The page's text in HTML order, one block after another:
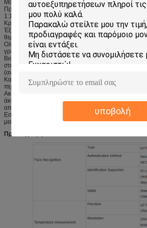
υποβολή
Μάσκα που φορά την ανίχνευση (επιλέξτε.)
Προσδιορισμός & επικύρωση
1:1 ή 1: Αναγνώριση προσώπου Ν
Κρυπτογραφημένα στοιχεία για την επισήμανση και
Έξυπνη πύλη που ενσωματώνει τα υπέρυθρα
θερμομέτρων M711Q
Ολοκλήρωση του προσδιορισμού και του
γρήγορη εγκατάσταση στα διάφορα σενάρια.
Βιομηχανία-οδηγώντας αλγόριθμος αναγνώρισης
στιγμιαία αναγνώριση την ανώτατη ακρίβεια
(αναγνώριση φλεβών δάχτυλων προαιρετική).
Καινοτόμος τεχνολογία ανίχνευσης liveness που
περισσότερες ψευδείς επιθέσεις, όπως οι
Ακουστικοί και ελαφριοί συναγερμός και πρόσβαση
άκυρη επικύρωση ή τις ανώμαλες θερμοκρασίες που
αποτελεσματικά την παρακολούθηση και τον έλεγχο.
Εσωκλειόμενη αυτόματη βαθμολόγηση μέσω της
μειώνει τα λάθη χωρίς χειρωνακτική επέμβαση.
Προδιαγραφή